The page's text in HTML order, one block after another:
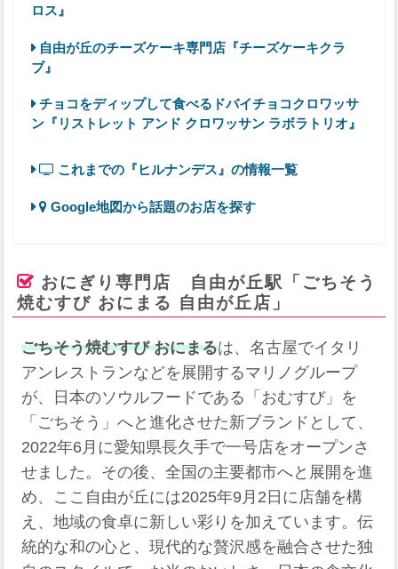
ロス』
自由が丘のチーズケーキ専門店『チーズケーキクラ
ブ』
チョコをディップして食べるドバイチョコクロワッサ
ン『リストレット アンド クロワッサン ラボラトリオ』
これまでの『ヒルナンデス』の情報一覧
Google地図から話題のお店を探す
おにぎり専門店 自由が丘駅「ごちそう
焼むすび おにまる 自由が丘店」
ごちそう焼むすび おにまるは、名古屋でイタリ
アンレストランなどを展開するマリノグループ
が、日本のソウルフードである「おむすび」を
「ごちそう」へと進化させた新ブランドとして、
2022年6月に愛知県長久手で一号店をオープンさ
せました。その後、全国の主要都市へと展開を進
め、ここ自由が丘には2025年9月2日に店舗を構
え、地域の食卓に新しい彩りを加えています。伝
統的な和の心と、現代的な贅沢感を融合させた独